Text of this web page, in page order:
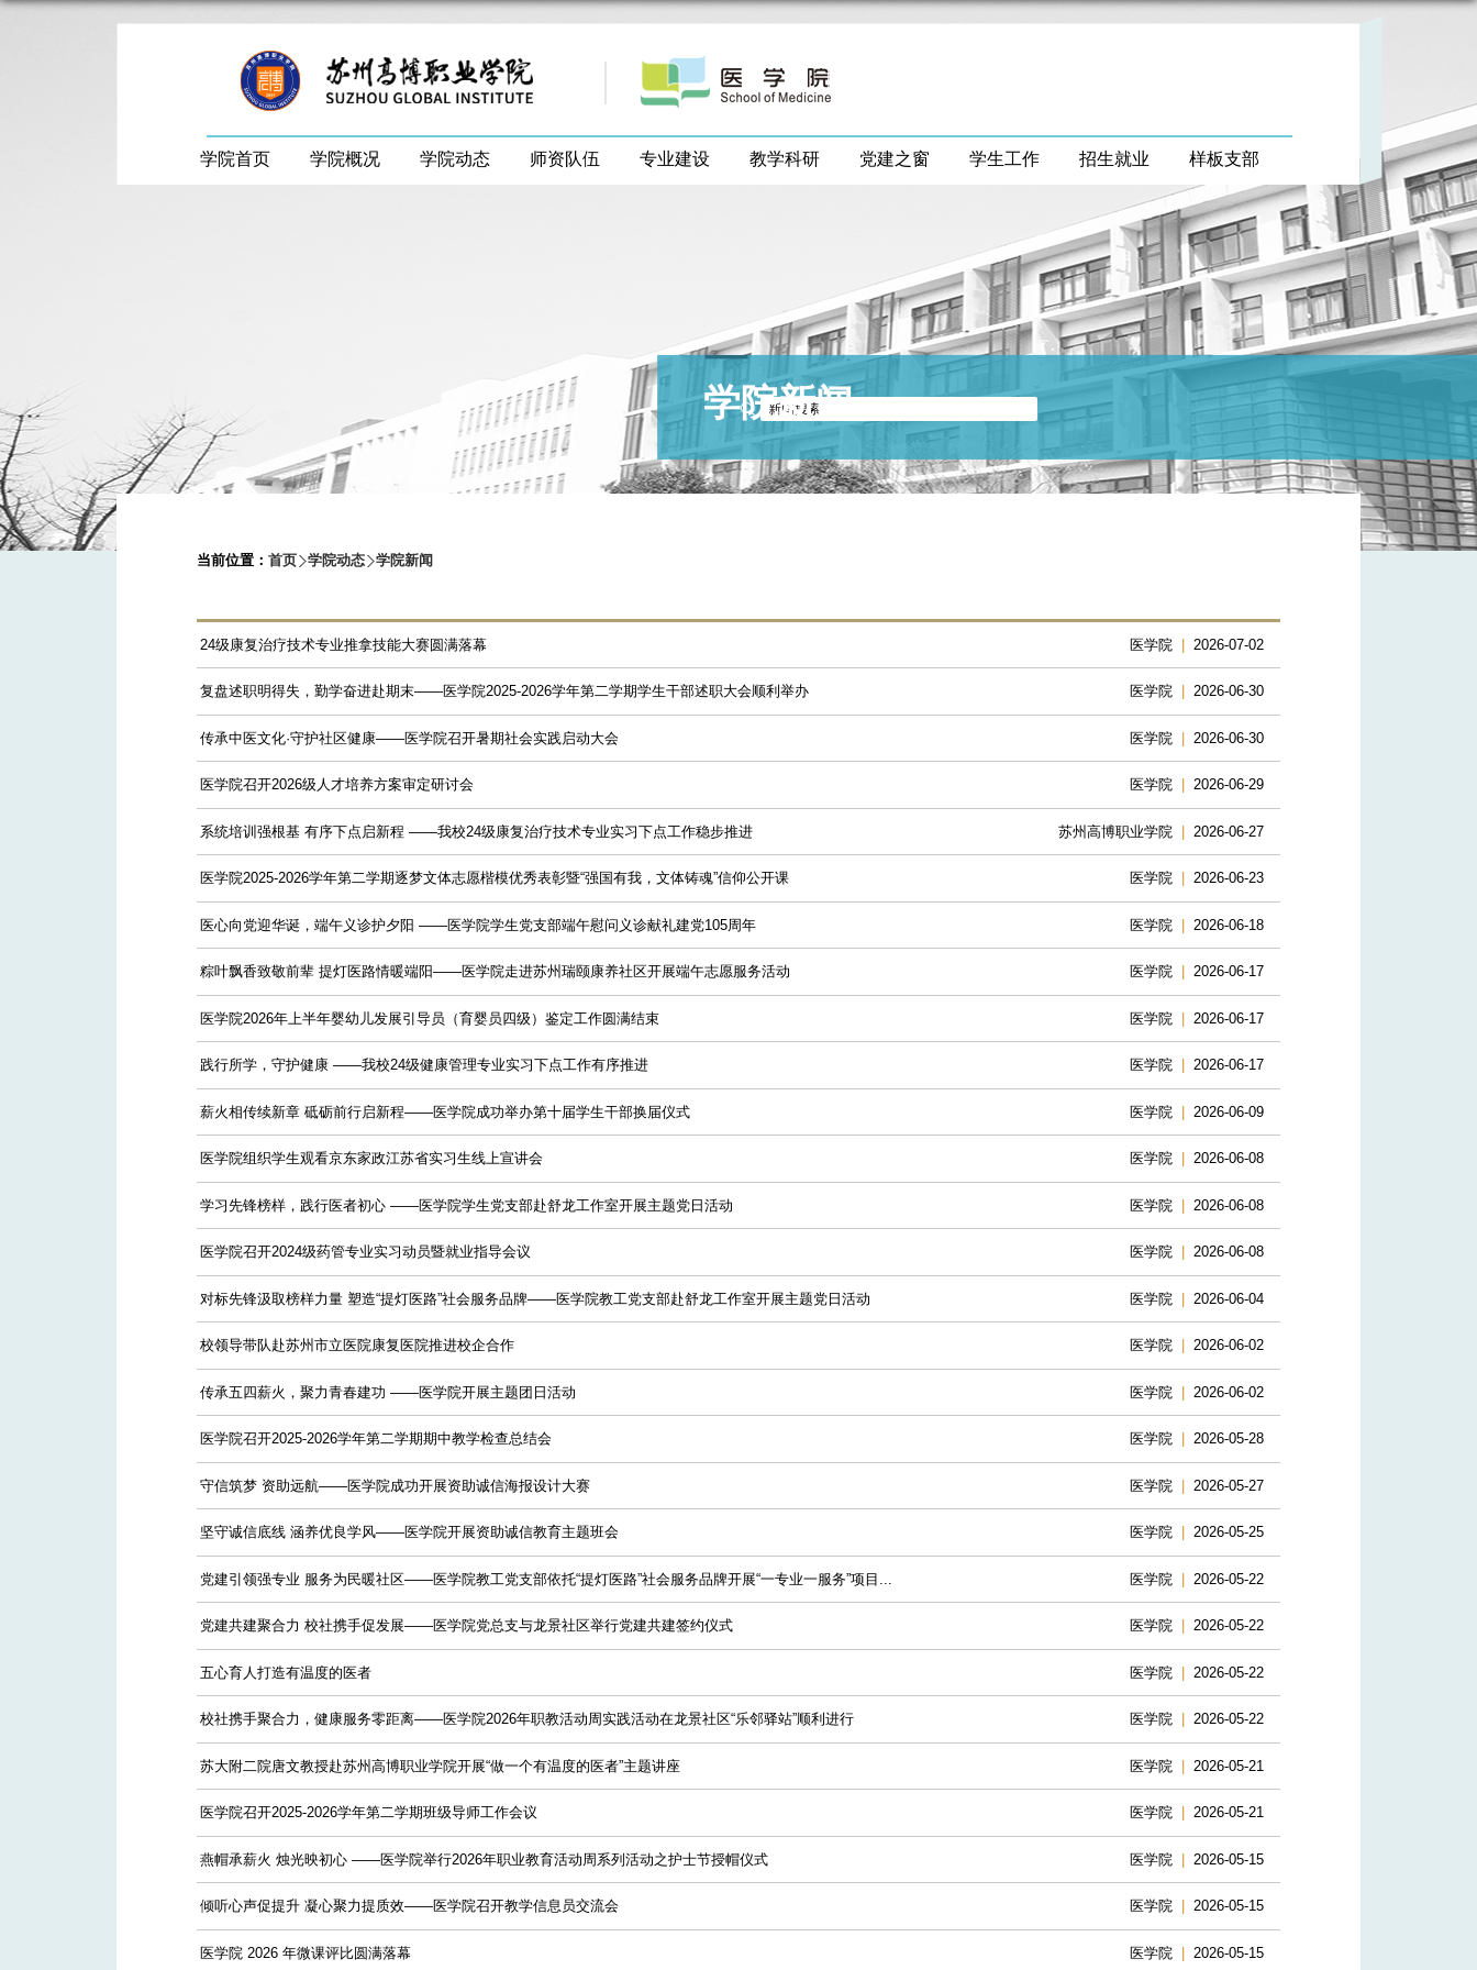
学院新闻
学院首页 学院概况 学院动态 师资队伍 专业建设 教学科研 党建之窗 学生工作 招生就业 样板支部
当前位置： 首页 学院动态 学院新闻
24级康复治疗技术专业推拿技能大赛圆满落幕 2026-07-02
|
医学院
复盘述职明得失，勤学奋进赴期末——医学院2025-2026学年第二学期学生干部述职大会顺利举办 ​ 2026-06-30
医学院
传承中医文化·守护社区健康——医学院召开暑期社会实践启动大会 ​ 2026-06-30
|
医学院
医学院召开2026级人才培养方案审定研讨会 2026-06-29
医学院
系统培训强根基 有序下点启新程 ——我校24级康复治疗技术专业实习下点工作稳步推进 2026-06-27
|
苏州高博职业学院
医学院2025-2026学年第二学期逐梦文体志愿楷模优秀表彰暨“强国有我，文体铸魂”信仰公开课 2026-06-23
医学院
医心向党迎华诞，端午义诊护夕阳 ——医学院学生党支部端午慰问义诊献礼建党105周年 ​ 2026-06-18
|
医学院
粽叶飘香致敬前辈 提灯医路情暖端阳——医学院走进苏州瑞颐康养社区开展端午志愿服务活动 2026-06-17
医学院
医学院2026年上半年婴幼儿发展引导员（育婴员四级）鉴定工作圆满结束 2026-06-17
|
医学院
践行所学，守护健康 ——我校24级健康管理专业实习下点工作有序推进 2026-06-17
医学院
薪火相传续新章 砥砺前行启新程——医学院成功举办第十届学生干部换届仪式 2026-06-09
|
医学院
医学院组织学生观看京东家政江苏省实习生线上宣讲会 2026-06-08
医学院
学习先锋榜样，践行医者初心 ——医学院学生党支部赴舒龙工作室开展主题党日活动 2026-06-08
|
医学院
医学院召开2024级药管专业实习动员暨就业指导会议 2026-06-08
医学院
对标先锋汲取榜样力量 塑造“提灯医路”社会服务品牌——医学院教工党支部赴舒龙工作室开展主题党日活动 2026-06-04
|
医学院
校领导带队赴苏州市立医院康复医院推进校企合作 2026-06-02
医学院
传承五四薪火，聚力青春建功 ——医学院开展主题团日活动 2026-06-02
|
医学院
医学院召开2025-2026学年第二学期期中教学检查总结会 2026-05-28
医学院
守信筑梦 资助远航——医学院成功开展资助诚信海报设计大赛 2026-05-27
|
医学院
坚守诚信底线 涵养优良学风——医学院开展资助诚信教育主题班会 2026-05-25
医学院
党建引领强专业 服务为民暖社区——医学院教工党支部依托“提灯医路”社会服务品牌开展“一专业一服务”项目... 2026-05-22
|
医学院
党建共建聚合力 校社携手促发展——医学院党总支与龙景社区举行党建共建签约仪式 2026-05-22
医学院
五心育人打造有温度的医者 2026-05-22
|
医学院
校社携手聚合力，健康服务零距离——医学院2026年职教活动周实践活动在龙景社区“乐邻驿站”顺利进行 2026-05-22
医学院
苏大附二院唐文教授赴苏州高博职业学院开展“做一个有温度的医者”主题讲座 2026-05-21
|
医学院
医学院召开2025-2026学年第二学期班级导师工作会议 2026-05-21
医学院
燕帽承薪火 烛光映初心 ——医学院举行2026年职业教育活动周系列活动之护士节授帽仪式 2026-05-15
|
医学院
倾听心声促提升 凝心聚力提质效——医学院召开教学信息员交流会 2026-05-15
医学院
医学院 2026 年微课评比圆满落幕 2026-05-15
|
医学院